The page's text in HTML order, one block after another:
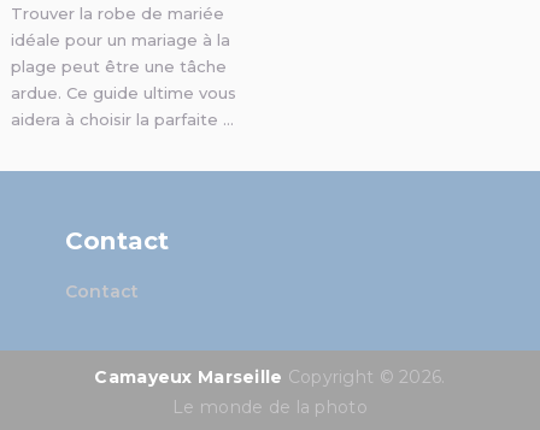
Trouver la robe de mariée
idéale pour un mariage à la
plage peut être une tâche
ardue. Ce guide ultime vous
aidera à choisir la parfaite …
Contact
Contact
Camayeux Marseille Copyright © 2026.
Le monde de la photo